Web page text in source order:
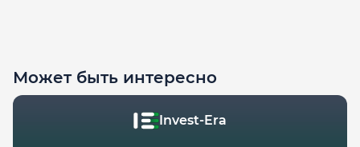
Может быть интересно
Invest-Era